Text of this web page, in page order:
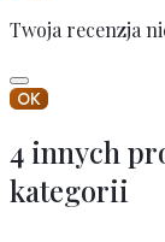
Twoja recenzja
OK
4 innych
kategorii